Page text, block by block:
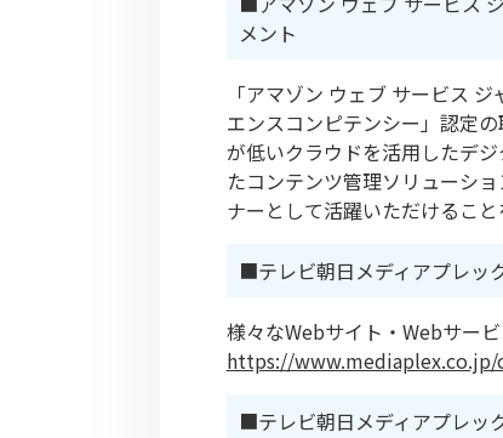
メント
「アマゾン ウェブ サービス
エンスコンピテンシー」認定
が低いクラウドを活用したデ
たコンテンツ管理ソリューシ
ナーとして活躍いただけること
■テレビ朝日メディアプレッ
様々なWebサイト・Webサー
https://www.mediaplex.co.jp/
■テレビ朝日メディアプレッ